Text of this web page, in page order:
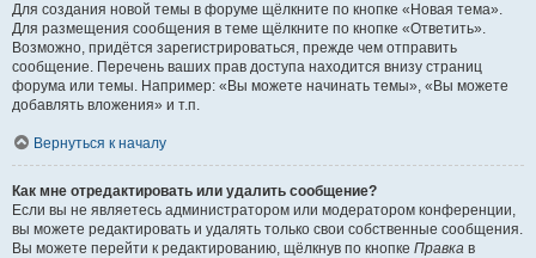
Для создания новой темы в форуме щёлкните по кнопке «Новая тема».
Для размещения сообщения в теме щёлкните по кнопке «Ответить».
Возможно, придётся зарегистрироваться, прежде чем отправить
сообщение. Перечень ваших прав доступа находится внизу страниц
форума или темы. Например: «Вы можете начинать темы», «Вы можете
добавлять вложения» и т.п.
Вернуться к началу
Как мне отредактировать или удалить сообщение?
Если вы не являетесь администратором или модератором конференции,
вы можете редактировать и удалять только свои собственные сообщения.
Вы можете перейти к редактированию, щёлкнув по кнопке Правка в